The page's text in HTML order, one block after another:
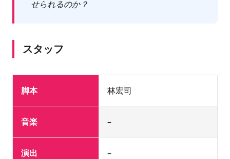
せられるのか？
スタッフ
脚本 林宏司
音楽 –
演出 –